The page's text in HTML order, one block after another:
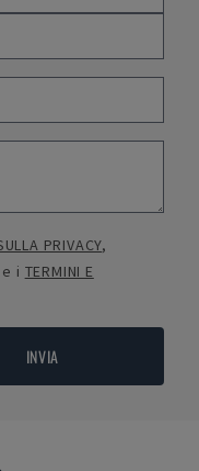
PRIVACY,
e i TERMINI E
INVIA